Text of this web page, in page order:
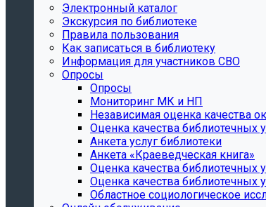
Электронный каталог
Экскурсия по библиотеке
Правила пользования
Как записаться в библиотеку
Информация для участников СВО
Опросы
Опросы
Мониторинг МК и НП
Независимая оценка качества
Оценка качества библиотечных
Анкета услуг библиотеки
Анкета «Краеведческая книга»
Oценка качества библиотечных
Oценка качества библиотечных
Областное социологическое